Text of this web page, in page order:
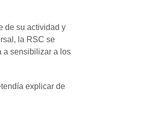
de su actividad y
la RSC se
a sensibilizar a los
explicar de